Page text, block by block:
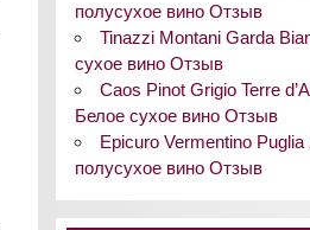
полусухое вино Отзыв
Tinazzi Montani Garda
сухое вино Отзыв
Caos Pinot Grigio Terre
Белое сухое вино Отзыв
Epicuro Vermentino
полусухое вино Отзыв